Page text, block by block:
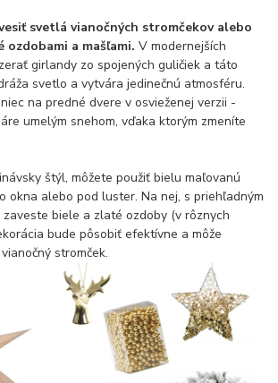
svetlá vianočných stromčekov alebo
ozdobami a mašľami.V modernejších
girlandy zo spojených guličiek a táto
svetlo a vytvára jedinečnú atmosféru.
na predné dvere v osvieženej verzii -
umelým snehom, vďaka ktorým zmeníte
štýl, môžete použiť bielu maľovanú
okna alebo pod luster. Na nej, s priehľadným
zaveste biele a zlaté ozdoby (v rôznych
bude pôsobiť efektívne a môže
stromček.